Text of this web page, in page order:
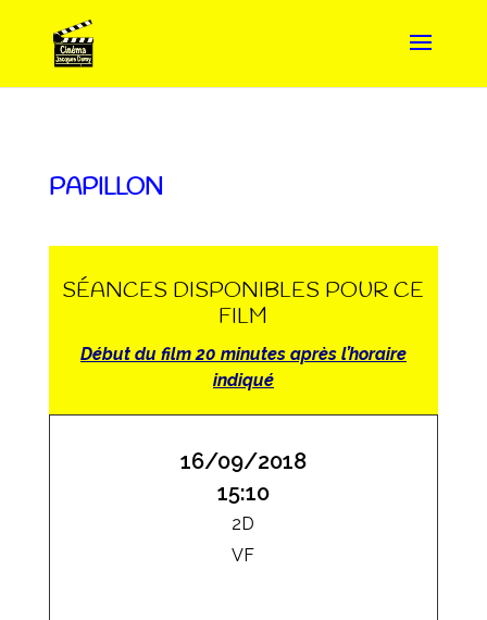
PAPILLON
SÉANCES DISPONIBLES POUR CE
FILM
Début du film 20 minutes après l’horaire
indiqué
16/09/2018
15:10
2D
VF